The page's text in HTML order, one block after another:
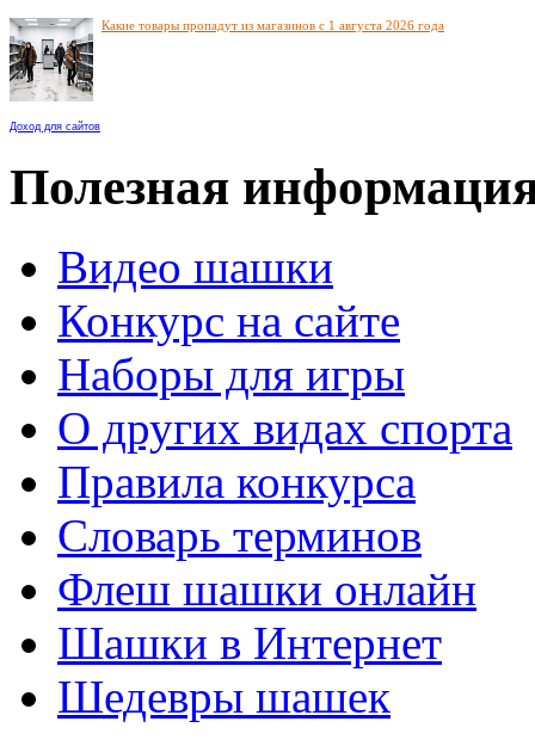
Какие товары пропадут из магазинов с 1 августа 2026 года
Доход для сайтов
Полезная
Видео шашки
Конкурс на сайте
Наборы для игры
О других видах спорта
Правила конкурса
Словарь терминов
Флеш шашки онлайн
Шашки в Интернет
Шедевры шашек